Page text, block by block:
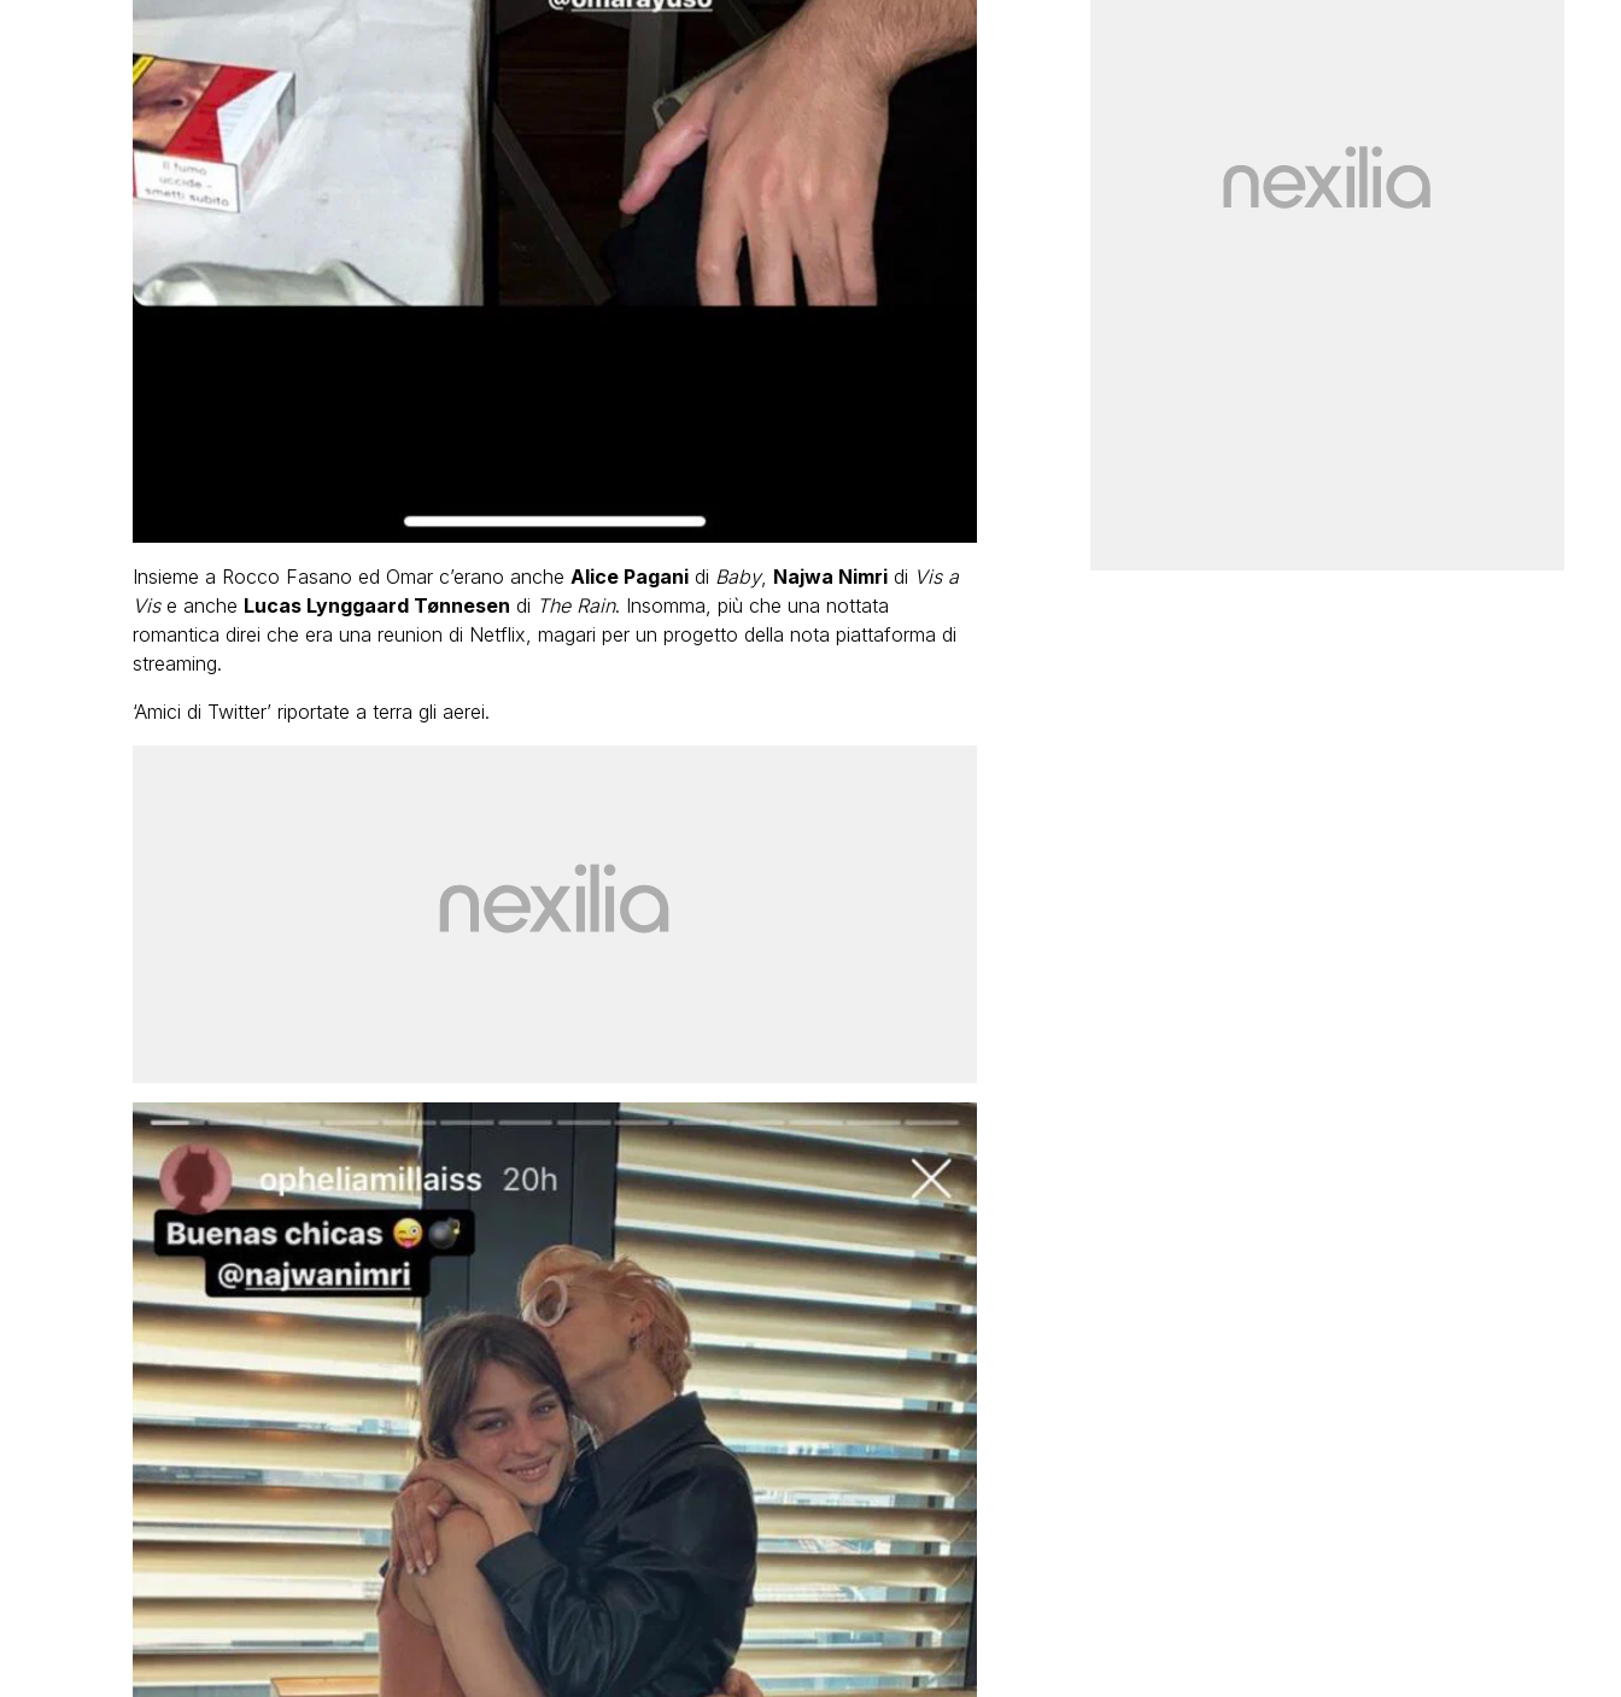
Insieme a Rocco Fasano ed Omar c’erano anche Alice Paganidi Baby, Najwa Nimridi Vis a
Vise anche Lucas Lynggaard Tønnesen di The Rain. Insomma, più che una nottata
romantica direi che era una reunion di Netflix, magari per un progetto della nota piattaforma di
streaming.
‘Amici di Twitter’ riportate a terra gli aerei.